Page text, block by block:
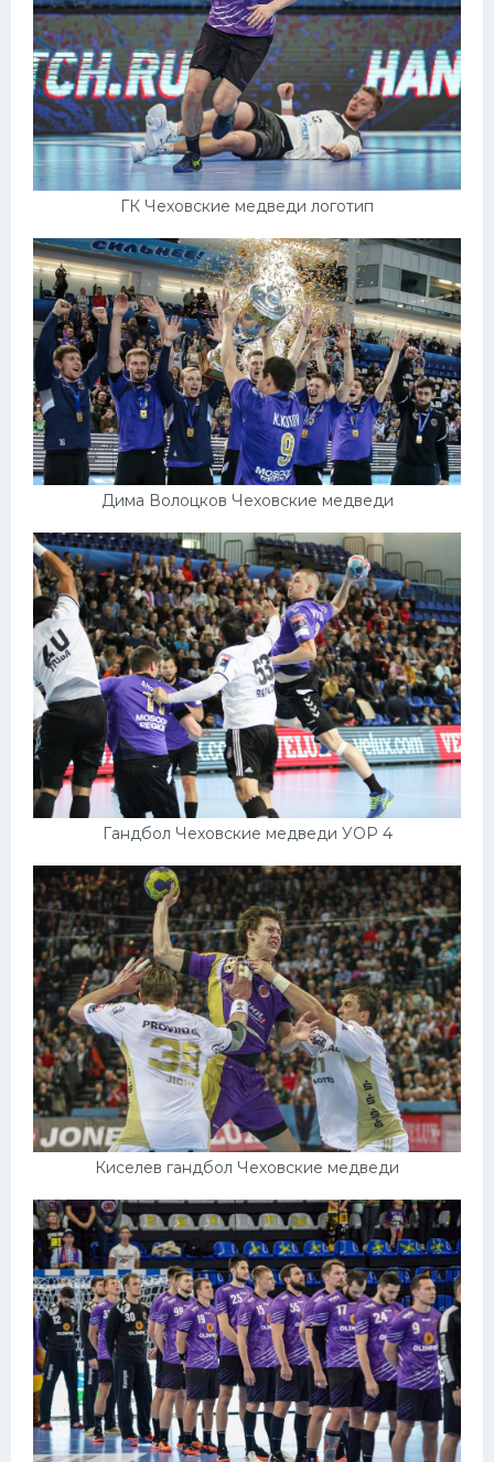
ГК Чеховские медведи логотип
Дима Волоцков Чеховские медведи
Гандбол Чеховские медведи УОР 4
Киселев гандбол Чеховские медведи